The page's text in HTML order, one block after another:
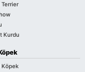
Kurdu
Köpek